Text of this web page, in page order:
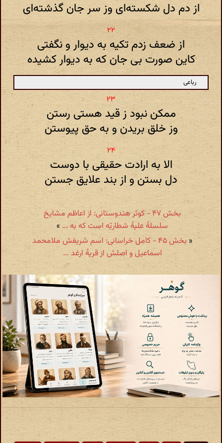
از دم دل شکسته‌ای وز سر جان گذشته‌ای
از ضعف زدم تکیه به دیوار و نگفتی
کاین صورت بی جان که به دیوار کشیده
رباعی
ممکن نبود ز قید هستی رستن
وز خلق بریدن و به حق پیوستن
الا به ارادت حقیقی با دوست
دل بستن و از بند علایق جستن
بخش ۴۷ - کوثر هندوستانی: از اعاظم مشایخ
سلسلهٔ علیهٔ شطاریّه است که به ... »
«
بخش ۴۵ - کامل خراسانی: اسم شریفش ملامحمد
اسماعیل و اصلش از قریهٔ ارغد ...